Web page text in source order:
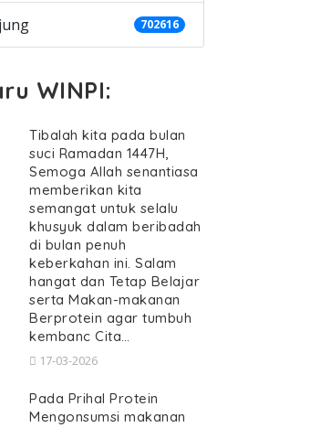
702616
WINPI:
Tibalah kita pada bulan
suci Ramadan 1447H,
Semoga Allah senantiasa
memberikan kita
semangat untuk selalu
khusyuk dalam beribadah
di bulan penuh
keberkahan ini. Salam
hangat dan Tetap Belajar
serta Makan-makanan
Berprotein agar tumbuh
kembanc Cita…
17-03-2026
Pada Prihal Protein
Mengonsumsi makanan